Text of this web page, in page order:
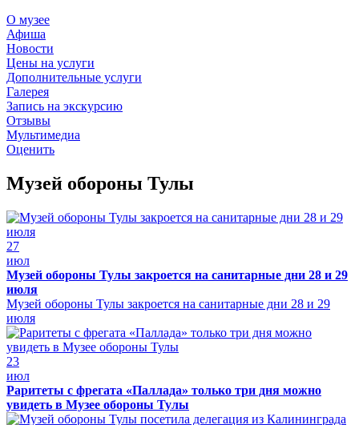
О музее
Афиша
Новости
Цены на услуги
Дополнительные услуги
Галерея
Запись на экскурсию
Отзывы
Мультимедиа
Оценить
Музей обороны Тулы
27
июл
Музей обороны Тулы закроется на санитарные дни 28 и 29
июля
Музей обороны Тулы закроется на санитарные дни 28 и 29
июля
23
июл
Раритеты с фрегата «Паллада» только три дня можно
увидеть в Музее обороны Тулы